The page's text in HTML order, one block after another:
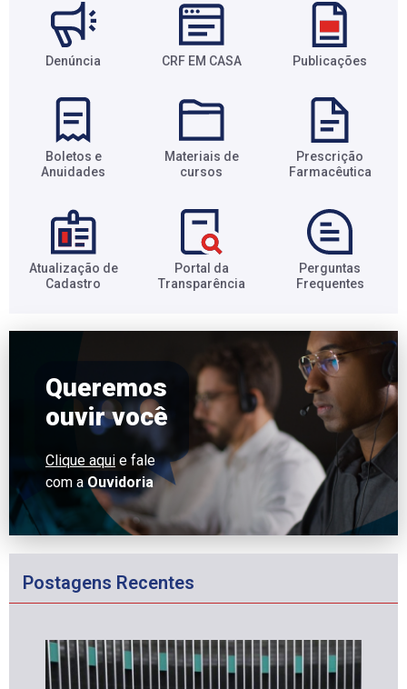
Denúncia CRF EM CASA Publicações
Boletos e
Anuidades​
Materiais de
cursos​
Prescrição
Farmacêutica​
Atualização de
Cadastro​
Portal da
Transparência​
Perguntas
Frequentes​
Queremos
ouvir você
Clique aqui e fale
com a Ouvidoria
Postagens Recentes